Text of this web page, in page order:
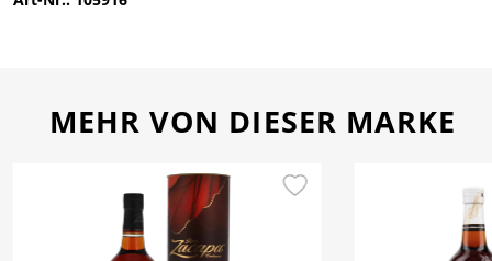
MEHR VON DIESER MARKE